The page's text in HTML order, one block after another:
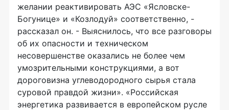
желании реактивировать АЭС «Ясловске-
Богунице» и «Козлодуй» соответственно, -
рассказал он. - Выяснилось, что все разговоры
об их опасности и техническом
несовершенстве оказались не более чем
умозрительными конструкциями, а вот
дороговизна углеводородного сырья стала
суровой правдой жизни». «Российская
энергетика развивается в европейском русле